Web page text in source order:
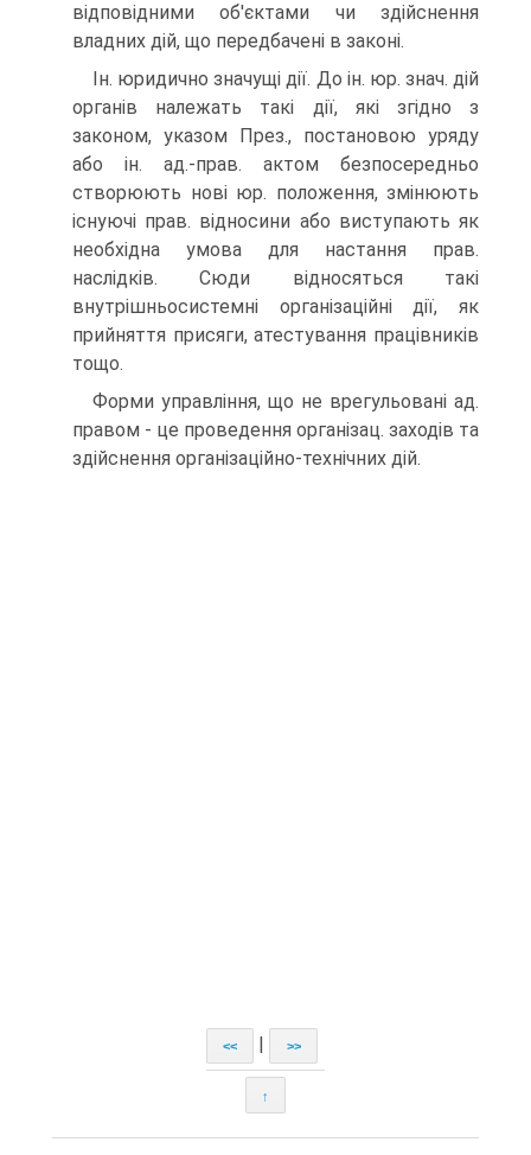
відповідними об'єктами чи здійснення
владних дій, що передбачені в законі.
Ін. юридично значущі дії. До ін. юр. знач. дій
органів належать такі дії, які згідно з
законом, указом През., постановою уряду
або ін. ад.-прав. актом безпосередньо
створюють нові юр. положення, змінюють
існуючі прав. відносини або виступають як
необхідна умова для настання прав.
наслідків. Сюди відносяться такі
внутрішньосистемні організаційні дії, як
прийняття присяги, атестування працівників
тощо.
Форми управління, що не врегульовані ад.
правом - це проведення організац. заходів та
здійснення організаційно-технічних дій.
<< >>
↑